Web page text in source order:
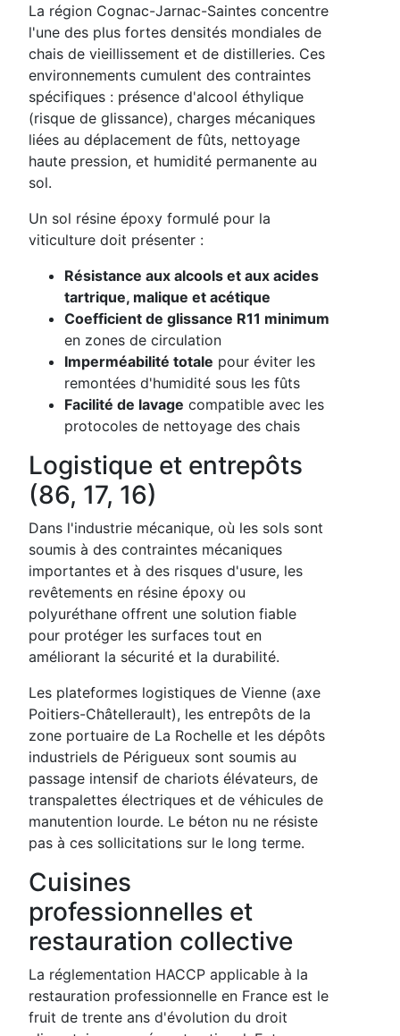
La région Cognac-Jarnac-Saintes concentre
l'une des plus fortes densités mondiales de
chais de vieillissement et de distilleries. Ces
environnements cumulent des contraintes
spécifiques : présence d'alcool éthylique
(risque de glissance), charges mécaniques
liées au déplacement de fûts, nettoyage
haute pression, et humidité permanente au
sol.
Un sol résine époxy formulé pour la
viticulture doit présenter :
Résistance aux alcools et aux acides
tartrique, malique et acétique
Coefficient de glissance R11 minimum
en zones de circulation
Imperméabilité totale pour éviter les
remontées d'humidité sous les fûts
Facilité de lavage compatible avec les
protocoles de nettoyage des chais
Logistique et entrepôts
(86, 17, 16)
Dans l'industrie mécanique, où les sols sont
soumis à des contraintes mécaniques
importantes et à des risques d'usure, les
revêtements en résine époxy ou
polyuréthane offrent une solution fiable
pour protéger les surfaces tout en
améliorant la sécurité et la durabilité.
Les plateformes logistiques de Vienne (axe
Poitiers-Châtellerault), les entrepôts de la
zone portuaire de La Rochelle et les dépôts
industriels de Périgueux sont soumis au
passage intensif de chariots élévateurs, de
transpalettes électriques et de véhicules de
manutention lourde. Le béton nu ne résiste
pas à ces sollicitations sur le long terme.
Cuisines
professionnelles et
restauration collective
La réglementation HACCP applicable à la
restauration professionnelle en France est le
fruit de trente ans d'évolution du droit